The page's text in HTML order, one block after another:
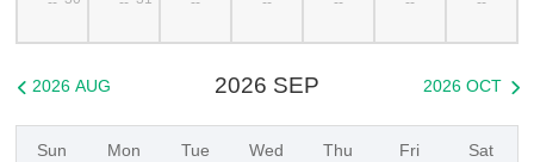
2026 SEP
 2026 AUG 2026 OCT 
Sun Mon Tue Wed Thu Fri Sat